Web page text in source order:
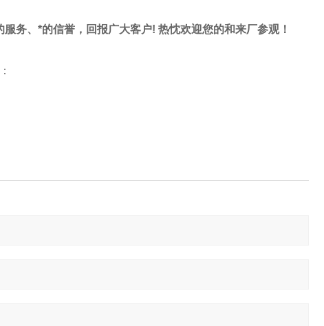
务、*的信誉，回报广大客户! 热忱欢迎您的和来厂参观！